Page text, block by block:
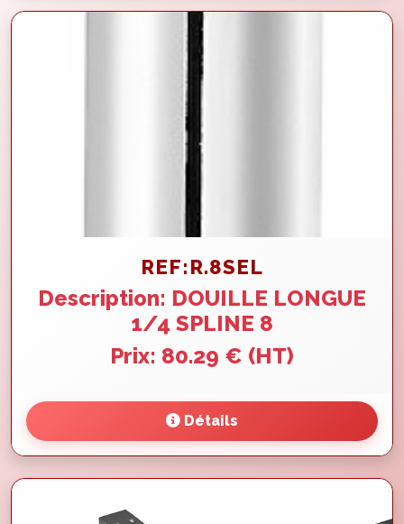
REF:R.8SEL
Description: DOUILLE LONGUE
1/4 SPLINE 8
Prix: 80.29 € (HT)
Détails